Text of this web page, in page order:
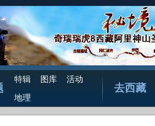
特辑 图库
活动
地理
去西藏